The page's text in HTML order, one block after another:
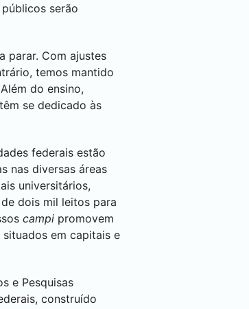
serão
parar. Com ajustes
temos mantido
do ensino,
se dedicado às
federais estão
nas diversas áreas
universitários,
dois mil leitos para
campi promovem
em capitais e
e Pesquisas
construído